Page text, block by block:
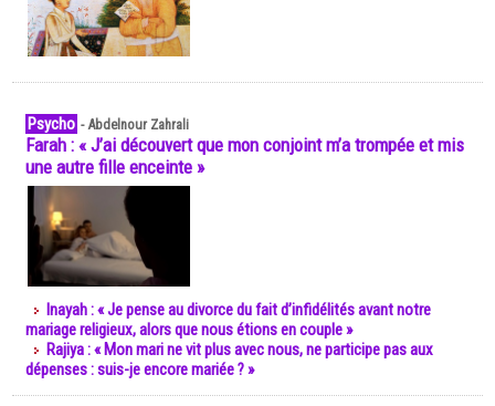
Psycho -Abdelnour Zahrali
Farah : « J’ai découvert que mon conjoint m’a trompée et mis
une autre fille enceinte »
Inayah : « Je pense au divorce du fait d’infidélités avant notre
mariage religieux, alors que nous étions en couple »
Rajiya : « Mon mari ne vit plus avec nous, ne participe pas aux
dépenses : suis-je encore mariée ? »